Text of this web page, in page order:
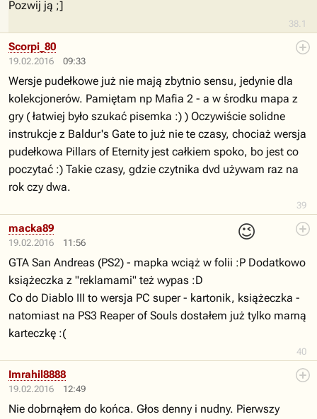
38.1
Pozwij ją ;]
19.02.2016 09:33
39
Scorpi_80
Wersje pudełkowe już nie mają zbytnio sensu, jedynie dla
kolekcjonerów. Pamiętam np Mafia 2 - a w środku mapa z
gry ( łatwiej było szukać pisemka :) ) Oczywiście solidne
instrukcje z Baldur's Gate to już nie te czasy, chociaż wersja
pudełkowa Pillars of Eternity jest całkiem spoko, bo jest co
poczytać :) Takie czasy, gdzie czytnika dvd używam raz na
rok czy dwa.
19.02.2016 11:56
😉
40
macka89
GTA San Andreas (PS2) - mapka wciąż w folii :P Dodatkowo
książeczka z "reklamami" też wypas :D
Co do Diablo III to wersja PC super - kartonik, książeczka -
natomiast na PS3 Reaper of Souls dostałem już tylko marną
karteczkę :(
19.02.2016 12:49
Imrahil8888
Nie dobrnąłem do końca. Głos denny i nudny. Pierwszy